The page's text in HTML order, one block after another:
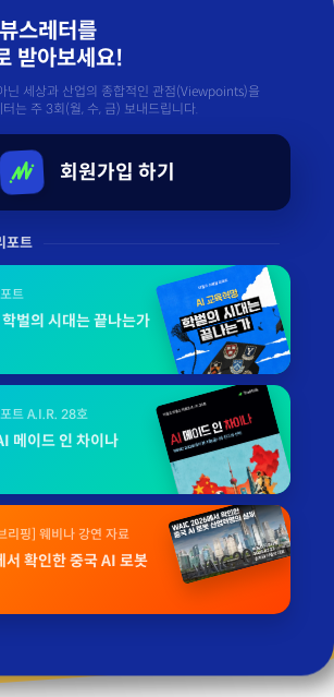
스레터를
받아보세요!
닌 세상과 산업의 종합적인 관점(Viewpoints)을
는 주 3회(월, 수, 금) 보내드립니다.
회원가입 하기
포트
트
벌의 시대는 끝나는가
트 A.I.R. 28호
메이드 인 차이나
리핑] 웨비나 강연 자료
확인한 중국 AI 로봇